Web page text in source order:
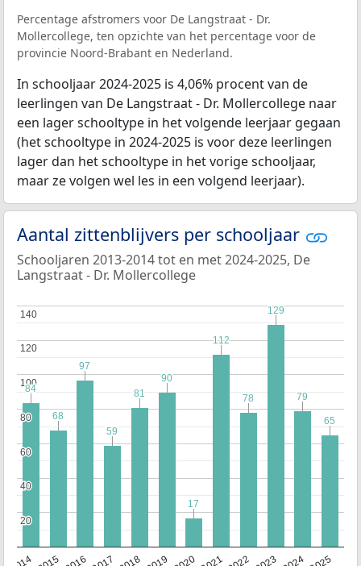
Percentage afstromers voor De Langstraat - Dr.
Mollercollege, ten opzichte van het percentage voor de
provincie Noord-Brabant en Nederland.
In schooljaar 2024-2025 is 4,06% procent van de
leerlingen van De Langstraat - Dr. Mollercollege naar
een lager schooltype in het volgende leerjaar gegaan
(het schooltype in 2024-2025 is voor deze leerlingen
lager dan het schooltype in het vorige schooljaar,
maar ze volgen wel les in een volgend leerjaar).
Aantal zittenblijvers per schooljaar
Schooljaren 2013-2014 tot en met 2024-2025, De
Langstraat - Dr. Mollercollege
20
20
40
40
60
60
80
80
100
100
120
120
140
140
84
84
68
68
97
97
59
59
81
81
90
90
17
17
112
112
78
78
129
129
79
79
65
65